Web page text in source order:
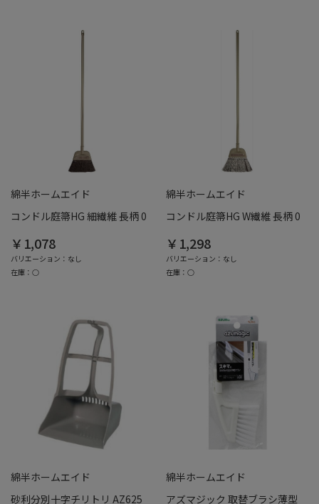
綿半ホームエイド
コンドル庭箒HG 細繊維 長柄 0
￥1,078
バリエーション：なし
在庫：○
綿半ホームエイド
コンドル庭箒HG W繊維 長柄 0
￥1,298
バリエーション：なし
在庫：○
綿半ホームエイド
砂利分別十字チリトリ AZ625
綿半ホームエイド
アズマジック 取替ブラシ薄型